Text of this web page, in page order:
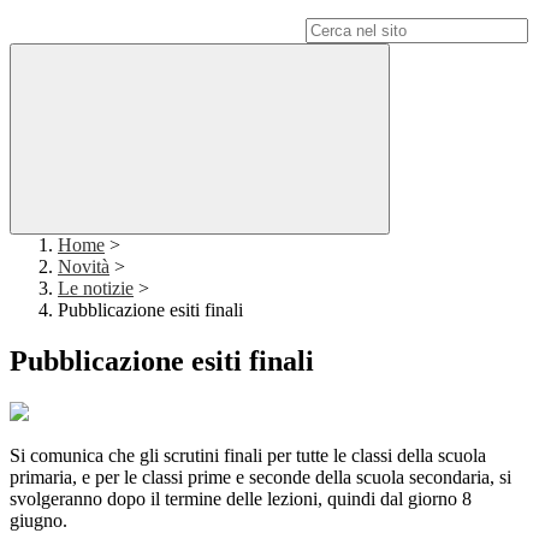
Home >
Novità >
Le notizie >
Pubblicazione esiti finali
Pubblicazione esiti finali
Si comunica che gli scrutini finali per tutte le classi della scuola
primaria, e per le classi prime e seconde della scuola secondaria, si
svolgeranno dopo il termine delle lezioni, quindi dal giorno 8
giugno.